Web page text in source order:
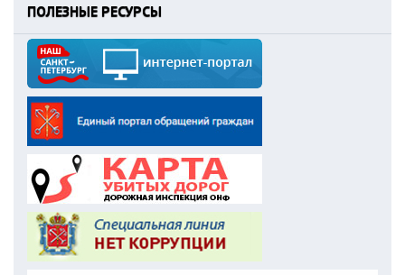
ПОЛЕЗНЫЕ РЕСУРСЫ